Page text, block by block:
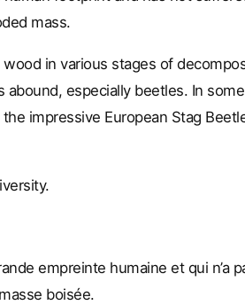
mass.
in various stages of
especially beetles. In
impressive European Stag
empreinte humaine et qui n’a
boisée.